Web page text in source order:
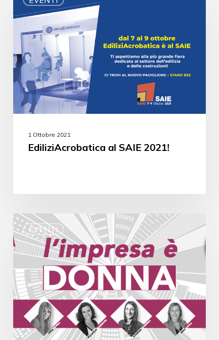
1 Ottobre 2021
EdiliziAcrobatica al SAIE 2021!
EVENTI